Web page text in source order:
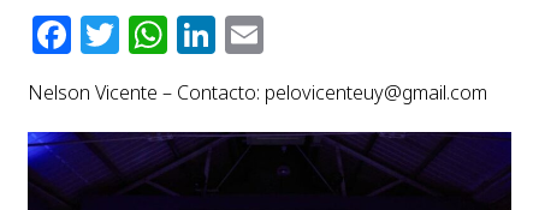
Facebook
Twitter
WhatsApp
LinkedIn
Email
Nelson Vicente – Contacto: pelovicenteuy@gmail.com